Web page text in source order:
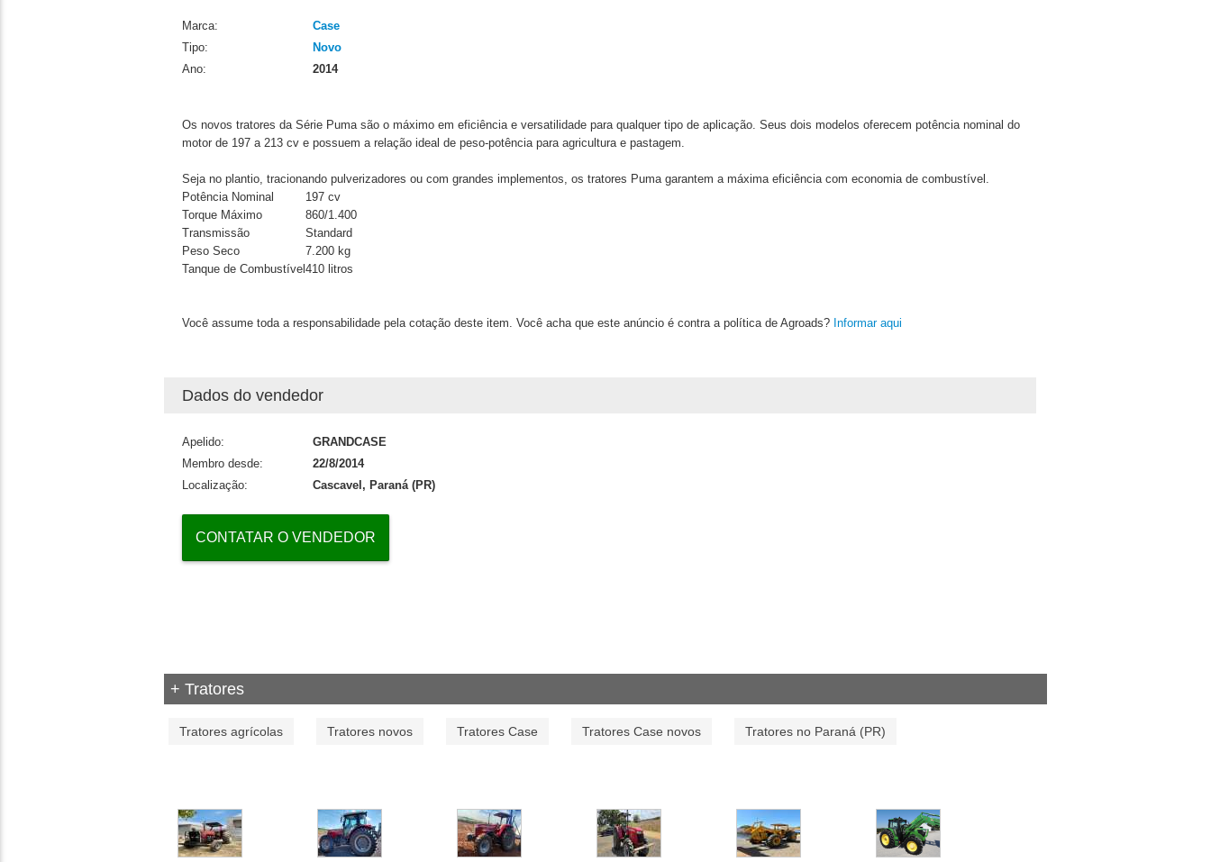
Marca:
Case
Tipo:
Novo
Ano:
2014
Os novos tratores da Série Puma são o máximo em eficiência e versatilidade para qualquer tipo de aplicação. Seus dois modelos oferecem potência nominal do
motor de 197 a 213 cv e possuem a relação ideal de peso-potência para agricultura e pastagem.
Seja no plantio, tracionando pulverizadores ou com grandes implementos, os tratores Puma garantem a máxima eficiência com economia de combustível.
Potência Nominal
197 cv
Torque Máximo
860/1.400
Transmissão
Standard
Peso Seco
7.200 kg
Tanque de Combustível 410 litros
Você assume toda a responsabilidade pela cotação deste item. Você acha que este anúncio é contra a política de Agroads? Informar aqui
Dados do vendedor
Apelido:
GRANDCASE
Membro desde:
22/8/2014
Localização:
Cascavel, Paraná (PR)
CONTATAR O VENDEDOR
+ Tratores
Tratores agrícolas Tratores novos Tratores Case Tratores Case novos Tratores no Paraná (PR)